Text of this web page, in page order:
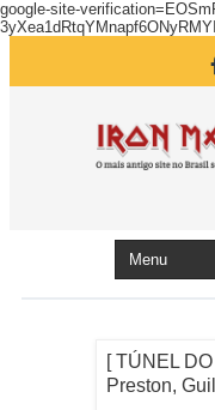
google-site-
[ TÚNEL
Preston,